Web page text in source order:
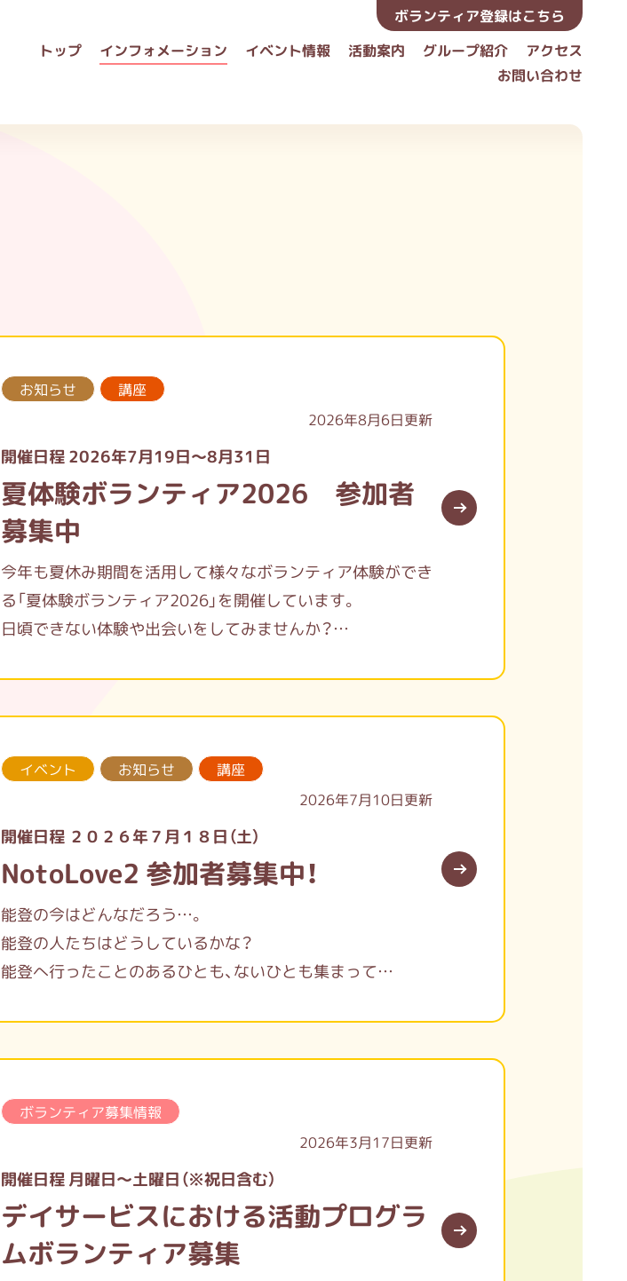
トップ インフォメーション イベント情報 活動案内 グループ紹介
アクセス
お問い合わせ
ボランティア登録はこちら
お知らせ
講座
2026年8月6日更新
開催日程 2026年7月19日～8月31日
夏体験ボランティア2026 参加者
募集中
今年も夏休み期間を活用して様々なボランティア体験ができ
る「夏体験ボランティア2026」を開催しています。
日頃できない体験や出会いをしてみませんか？
イベント お知らせ
講座
2026年7月10日更新
開催日程 ２０２６年７月１８日（土）
NotoLove2 参加者募集中！
能登の今はどんなだろう…。
能登の人たちはどうしているかな？
能登へ行ったことのあるひとも、ないひとも集まって
ボランティア募集情報
2026年3月17日更新
開催日程 月曜日～土曜日（※祝日含む）
デイサービスにおける活動プログラ
ムボランティア募集